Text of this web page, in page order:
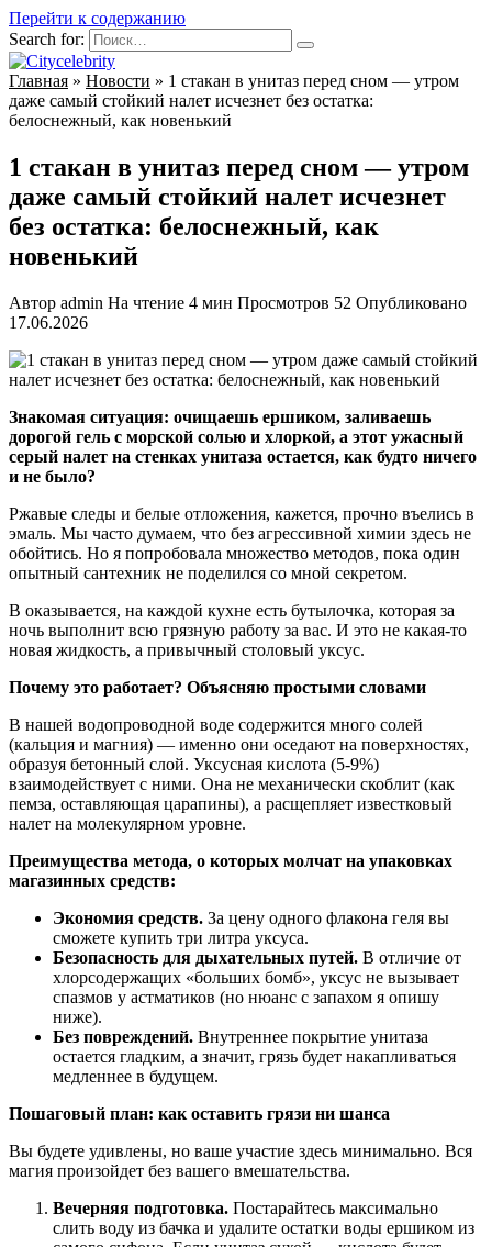
Перейти к содержанию
Search for:
Главная » Новости » 1 стакан в унитаз перед сном — утром
даже самый стойкий налет исчезнет без остатка:
белоснежный, как новенький
1 стакан в унитаз перед сном — утром
даже самый стойкий налет исчезнет
без остатка: белоснежный, как
новенький
Автор admin На чтение 4 мин Просмотров 52 Опубликовано
17.06.2026
Знакомая ситуация: очищаешь ершиком, заливаешь
дорогой гель с морской солью и хлоркой, а этот ужасный
серый налет на стенках унитаза остается, как будто ничего
и не было?
Ржавые следы и белые отложения, кажется, прочно въелись в
эмаль. Мы часто думаем, что без агрессивной химии здесь не
обойтись. Но я попробовала множество методов, пока один
опытный сантехник не поделился со мной секретом.
В оказывается, на каждой кухне есть бутылочка, которая за
ночь выполнит всю грязную работу за вас. И это не какая-то
новая жидкость, а привычный столовый уксус.
Почему это работает? Объясняю простыми словами
В нашей водопроводной воде содержится много солей
(кальция и магния) — именно они оседают на поверхностях,
образуя бетонный слой. Уксусная кислота (5-9%)
взаимодействует с ними. Она не механически скоблит (как
пемза, оставляющая царапины), а расщепляет известковый
налет на молекулярном уровне.
Преимущества метода, о которых молчат на упаковках
магазинных средств:
Экономия средств. За цену одного флакона геля вы
сможете купить три литра уксуса.
Безопасность для дыхательных путей. В отличие от
хлорсодержащих «больших бомб», уксус не вызывает
спазмов у астматиков (но нюанс с запахом я опишу
ниже).
Без повреждений. Внутреннее покрытие унитаза
остается гладким, а значит, грязь будет накапливаться
медленнее в будущем.
Пошаговый план: как оставить грязи ни шанса
Вы будете удивлены, но ваше участие здесь минимально. Вся
магия произойдет без вашего вмешательства.
Вечерняя подготовка. Постарайтесь максимально
слить воду из бачка и удалите остатки воды ершиком из